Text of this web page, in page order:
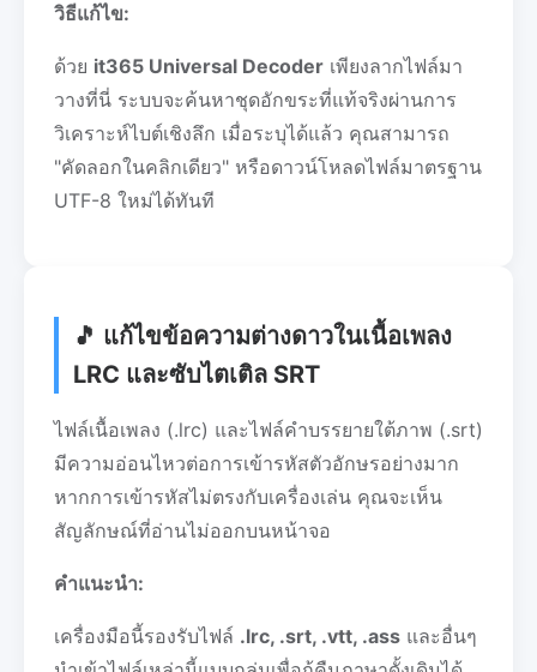
วิธีแก้ไข:
ด้วย it365 Universal Decoder เพียงลากไฟล์มา
วางที่นี่ ระบบจะค้นหาชุดอักขระที่แท้จริงผ่านการ
วิเคราะห์ไบต์เชิงลึก เมื่อระบุได้แล้ว คุณสามารถ
"คัดลอกในคลิกเดียว" หรือดาวน์โหลดไฟล์มาตรฐาน
UTF-8 ใหม่ได้ทันที
🎵 แก้ไขข้อความต่างดาวในเนื้อเพลง
LRC และซับไตเติล SRT
ไฟล์เนื้อเพลง (.lrc) และไฟล์คำบรรยายใต้ภาพ (.srt)
มีความอ่อนไหวต่อการเข้ารหัสตัวอักษรอย่างมาก
หากการเข้ารหัสไม่ตรงกับเครื่องเล่น คุณจะเห็น
สัญลักษณ์ที่อ่านไม่ออกบนหน้าจอ
คำแนะนำ:
เครื่องมือนี้รองรับไฟล์ .lrc, .srt, .vtt, .ass และอื่นๆ